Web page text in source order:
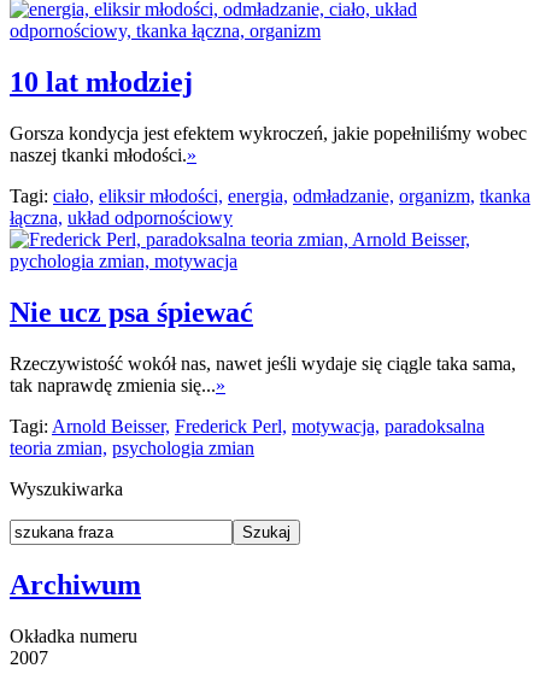
10 lat młodziej
Gorsza kondycja jest efektem wykroczeń, jakie popełniliśmy wobec
naszej tkanki młodości.»
Tagi: ciało, eliksir młodości, energia, odmładzanie, organizm, tkanka
łączna, układ odpornościowy
Nie ucz psa śpiewać
Rzeczywistość wokół nas, nawet jeśli wydaje się ciągle taka sama,
tak naprawdę zmienia się...»
Tagi: Arnold Beisser, Frederick Perl, motywacja, paradoksalna
teoria zmian, psychologia zmian
Wyszukiwarka
Archiwum
Okładka numeru
2007